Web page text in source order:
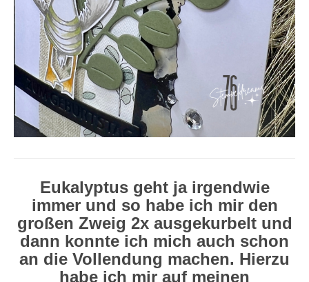
Eukalyptus geht ja irgendwie
immer und so habe ich mir den
großen Zweig 2x ausgekurbelt und
dann konnte ich mich auch schon
an die Vollendung machen. Hierzu
habe ich mir auf meinen